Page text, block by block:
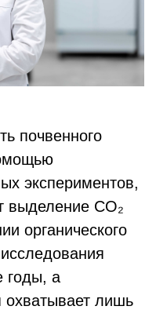
почвенного
экспериментов,
выделение CO₂
органического
годы, а
лишь